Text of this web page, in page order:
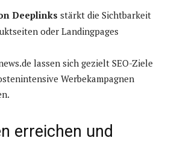
Deeplinks stärkt die Sichtbarkeit
oder Landingpages
lassen sich gezielt SEO-Ziele
Werbekampagnen
erreichen und